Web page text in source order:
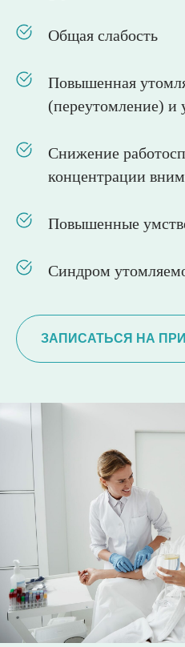
Общая слабость
Повышенная
(переутомление) и
Снижение
концентрации
Повышенные
Синдром
ЗАПИСАТЬСЯ НА